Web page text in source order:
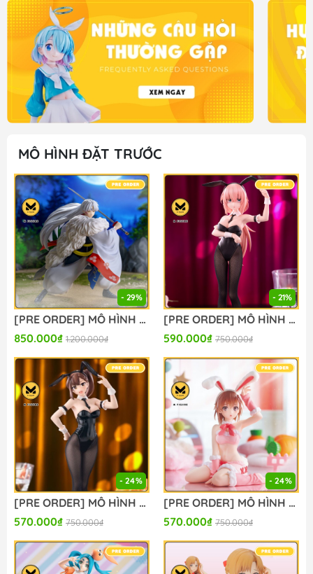
MÔ HÌNH ĐẶT TRƯỚC
- 29%
[PRE ORDER] MÔ HÌNH Sengoku Otogizoushi: InuYasha - Sesshoumaru - Luminasta (Sega Fave) FIGURE CHÍNH HÃNG
850.000₫ 1.200.000₫
- 21%
[PRE ORDER] MÔ HÌNH Seitokai ni mo Ana wa Aru! - Michinoku Komaro - BiCute Bunnies (FuRyu) FIGURE CHÍNH HÃNG
590.000₫ 750.000₫
- 24%
[PRE ORDER] MÔ HÌNH Seitokai ni mo Ana wa Aru! - Kotobuki Hisako - BiCute Bunnies (FuRyu) FIGURE CHÍNH HÃNG
570.000₫ 750.000₫
- 24%
[PRE ORDER] MÔ HÌNH To Aru Kagaku no Railgun - Misaka Mikoto - Moflock - Fluffy Bunny Ver. (Taito) FIGURE CHÍNH HÃNG
570.000₫ 750.000₫